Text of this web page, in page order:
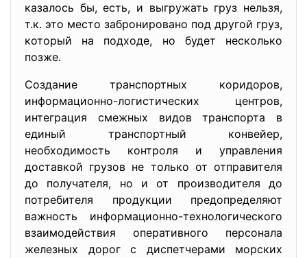
казалось бы, есть, и выгружать груз нельзя,
т.к. это место забронировано под другой груз,
который на подходе, но будет несколько
позже.
Создание транспортных коридоров,
информационно-логистических центров,
интеграция смежных видов транспорта в
единый транспортный конвейер,
необходимость контроля и управления
доставкой грузов не только от отправителя
до получателя, но и от производителя до
потребителя продукции предопределяют
важность информационно-технологического
взаимодействия оперативного персонала
железных дорог с диспетчерами морских